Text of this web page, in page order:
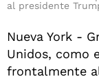
al presidente
Nueva York -
Unidos, como
frontalmente